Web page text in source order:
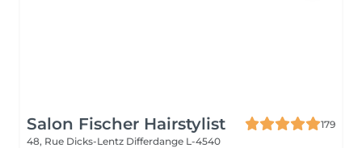
Salon Fischer Hairstylist
179
48, Rue Dicks-Lentz Differdange L-4540